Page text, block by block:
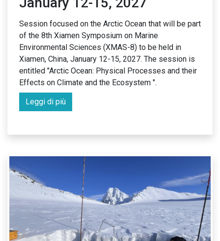
Session focused on the Arctic Ocean that will be part
of the 8th Xiamen Symposium on Marine
Environmental Sciences (XMAS-8) to be held in
Xiamen, China, January 12-15, 2027. The session is
entitled "Arctic Ocean: Physical Processes and their
Effects on Climate and the Ecosystem ".
Leggi di più